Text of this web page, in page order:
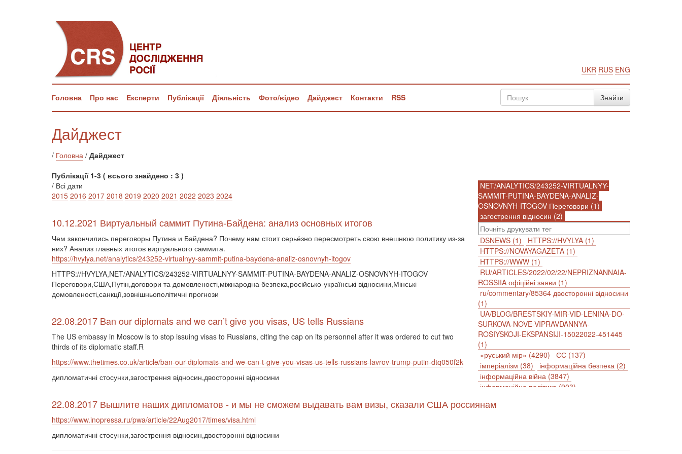
UKR RUS ENG
Головна Про нас Експерти Публікації Діяльність Фото/відео Дайджест Контакти RSS
Дайджест
/ Головна / Дайджест
Публікації 1-3 ( всього знайдено : 3 )
NET/ANALYTICS/243252-VIRTUALNYY-
SAMMIT-PUTINA-BAYDENA-ANALIZ-
OSNOVNYH-ITOGOV Переговори (1)
загострення відносин (2)
DSNEWS (1)
HTTPS://HVYLYA (1)
HTTPS://NOVAYAGAZETA (1)
HTTPS://WWW (1)
RU/ARTICLES/2022/02/22/NEPRIZNANNAIA-
ROSSIIA офіційні заяви (1)
ru/commentary/85364 двосторонні відносини
(1)
UA/BLOG/BRESTSKIY-MIR-VID-LENINA-DO-
SURKOVA-NOVE-VIPRAVDANNYA-
ROSIYSKOJI-EKSPANSIJI-15022022-451445
(1)
«руський мір» (4290)
ЄС (137)
імперіалізм (38)
інформаційна безпека (2)
інформаційна війна (3847)
інформаційна політика (903)
агресія (2)
/ Всі дати
2015 2016 2017 2018 2019 2020 2021 2022 2023 2024
10.12.2021 Виртуальный саммит Путина-Байдена: анализ основных итогов
Чем закончились переговоры Путина и Байдена? Почему нам стоит серьёзно пересмотреть свою внешнюю политику из-за
них? Анализ главных итогов виртуального саммита.
https://hvylya.net/analytics/243252-virtualnyy-sammit-putina-baydena-analiz-osnovnyh-itogov
HTTPS://HVYLYA,NET/ANALYTICS/243252-VIRTUALNYY-SAMMIT-PUTINA-BAYDENA-ANALIZ-OSNOVNYH-ITOGOV
Переговори,США,Путін,договори та домовленості,міжнародна безпека,російсько-українські відносини,Мінські
домовленості,санкції,зовнішньополітичні прогнози
22.08.2017 Ban our diplomats and we can’t give you visas, US tells Russians
The US embassy in Moscow is to stop issuing visas to Russians, citing the cap on its personnel after it was ordered to cut two
thirds of its diplomatic staff.R
https://www.thetimes.co.uk/article/ban-our-diplomats-and-we-can-t-give-you-visas-us-tells-russians-lavrov-trump-putin-dtq050f2k
дипломатичні стосунки,загострення відносин,двосторонні відносини
22.08.2017 Вышлите наших дипломатов - и мы не сможем выдавать вам визы, сказали США россиянам
https://www.inopressa.ru/pwa/article/22Aug2017/times/visa.html
дипломатичні стосунки,загострення відносин,двосторонні відносини